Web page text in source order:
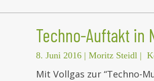
Techno-Auftakt in
8. Juni 2016 | Moritz Steidl |
Mit Vollgas zur “Techno-